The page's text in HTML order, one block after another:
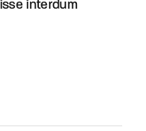
interdum